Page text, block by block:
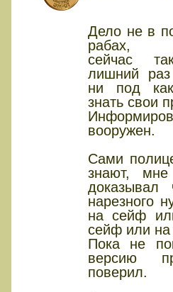
Дело не в
рабах,
сейчас
лишний раз
ни под
знать свои
вооружен.
Сами
знают,
доказывал
нарезного
на сейф
сейф или на
Пока не
версию
поверил.